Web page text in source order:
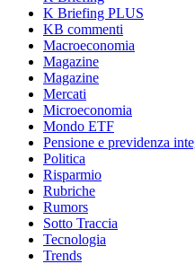
K Briefing PLUS
KB commenti
Macroeconomia
Magazine
Magazine
Mercati
Microeconomia
Mondo ETF
Pensione e previdenza
Politica
Risparmio
Rubriche
Rumors
Sotto Traccia
Tecnologia
Trends